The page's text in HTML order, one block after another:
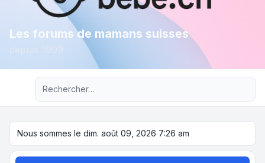
Les forums de mamans suisses
Recherche avancée
Nous sommes le dim. août 09, 2026 7:26 am